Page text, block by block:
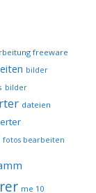
freeware
bilder
bilder
dateien
fotos bearbeiten
me 10